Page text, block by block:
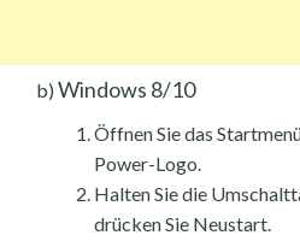
b) Windows 8/10
Öffnen Sie das
Power-Logo.
Halten Sie die
drücken Sie Neustart.